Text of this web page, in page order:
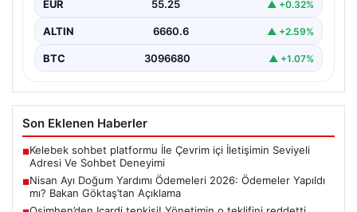
EUR 55.25 ▲ +0.32%
ALTIN 6660.6 ▲ +2.59%
BTC 3096680 ▲ +1.07%
Son Eklenen Haberler
■Kelebek sohbet platformu İle Çevrim içi İletişimin Seviyeli
Adresi Ve Sohbet Deneyimi
■Nisan Ayı Doğum Yardımı Ödemeleri 2026: Ödemeler Yapıldı
mı? Bakan Göktaş’tan Açıklama